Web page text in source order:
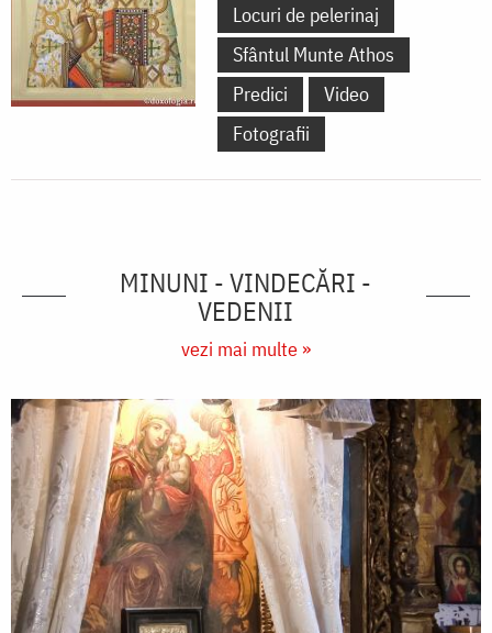
Locuri de pelerinaj
Sfântul Munte Athos
Predici
Video
Fotografii
MINUNI - VINDECĂRI -
VEDENII
vezi mai multe »